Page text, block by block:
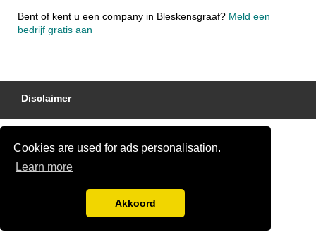
Cookies are used for ads personalisation.
Learn more
Akkoord
Bent of kent u een company in Bleskensgraaf? Meld een
bedrijf gratis aan
Disclaimer